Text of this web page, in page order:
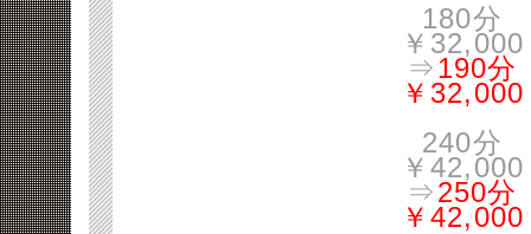
180分
￥32,000
⇒190分
￥32,000
240分
￥42,000
⇒250分
￥42,000